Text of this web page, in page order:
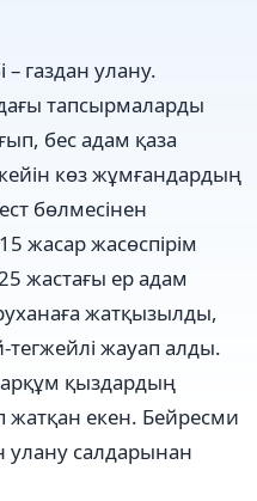
– газдан улану.
тапсырмаларды
бес адам қаза
көз жұмғандардың
бөлмесінен
жасар жасөспірім
жастағы ер адам
жатқызылды,
тегжейлі жауап алды.
қыздардың
жатқан екен. Бейресми
улану салдарынан